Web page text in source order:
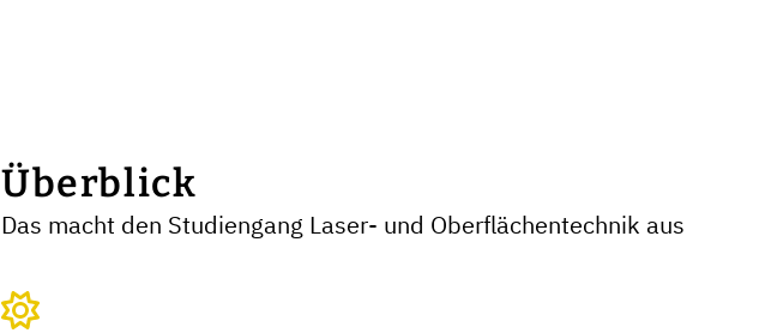
Überblick
Das macht den Studiengang Laser- und Oberflächentechnik aus